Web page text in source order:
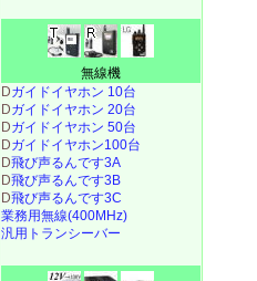
無線機
Dガイドイヤホン 10台
Dガイドイヤホン 20台
Dガイドイヤホン 50台
Dガイドイヤホン100台
D飛び声るんです3A
D飛び声るんです3B
D飛び声るんです3C
業務用無線(400MHz)
汎用トランシーバー